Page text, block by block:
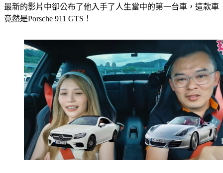
竟然是Porsche 911 GTS！